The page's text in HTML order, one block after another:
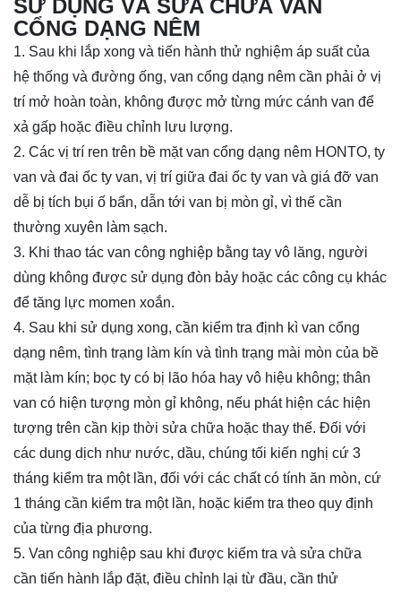
SỬ DỤNG VÀ SỬA CHỮA VAN
CỔNG DẠNG NÊM
1. Sau khi lắp xong và tiến hành thử nghiệm áp suất của
hệ thống và đường ống, van cổng dạng nêm cần phải ở vị
trí mở hoàn toàn, không được mở từng mức cánh van để
xả gấp hoặc điều chỉnh lưu lượng.
2. Các vị trí ren trên bề mặt van cổng dạng nêm HONTO, ty
van và đai ốc ty van, vị trí giữa đai ốc ty van và giá đỡ van
dễ bị tích bụi ố bẩn, dẫn tới van bị mòn gỉ, vì thế cần
thường xuyên làm sạch.
3. Khi thao tác van công nghiệp bằng tay vô lăng, người
dùng không được sử dụng đòn bảy hoặc các công cụ khác
để tăng lực momen xoắn.
4. Sau khi sử dụng xong, cần kiểm tra định kì van cổng
dạng nêm, tình trạng làm kín và tình trạng mài mòn của bề
mặt làm kín; bọc ty có bị lão hóa hay vô hiệu không; thân
van có hiện tượng mòn gỉ không, nếu phát hiện các hiện
tượng trên cần kịp thời sửa chữa hoặc thay thế. Đối với
các dung dịch như nước, dầu, chúng tối kiến nghị cứ 3
tháng kiểm tra một lần, đối với các chất có tính ăn mòn, cứ
1 tháng cần kiểm tra một lần, hoặc kiểm tra theo quy định
của từng địa phương.
5. Van công nghiệp sau khi được kiểm tra và sửa chữa
cần tiến hành lắp đặt, điều chỉnh lại từ đầu, cần thử